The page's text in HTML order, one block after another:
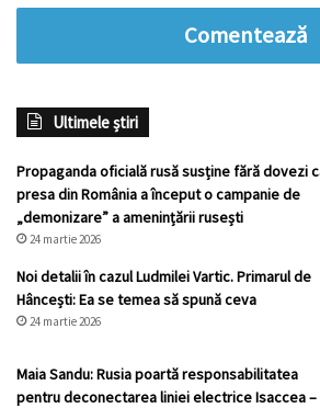
Comentează
Ultimele știri
Propaganda oficială rusă susține fără dovezi
presa din România a început o campanie de
„demonizare” a amenințării rusești
24 martie 2026
Noi detalii în cazul Ludmilei Vartic. Primarul de
Hâncești: Ea se temea să spună ceva
24 martie 2026
Maia Sandu: Rusia poartă responsabilitatea
pentru deconectarea liniei electrice Isaccea –